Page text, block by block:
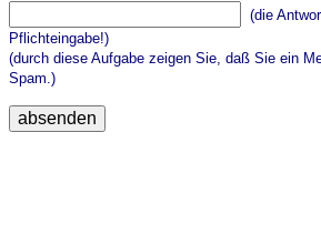
(die
Pflichteingabe!)
(durch diese Aufgabe zeigen Sie, daß Sie ein
Spam.)